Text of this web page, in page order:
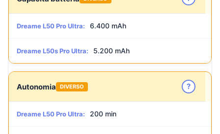
Dreame L50 Pro Ultra: 6.400 mAh
Dreame L50s Pro Ultra: 5.200 mAh
Autonomia DIVERSO ?
Dreame L50 Pro Ultra: 200 min